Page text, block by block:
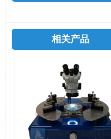
相关产品